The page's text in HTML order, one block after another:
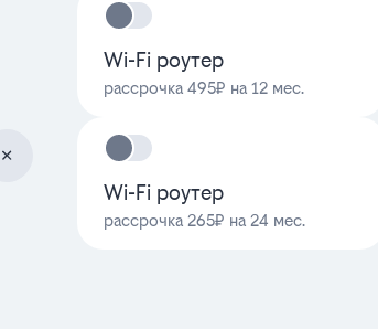
Wi-Fi роутер
рассрочка 495₽ на 12 мес.
Wi-Fi роутер
рассрочка 265₽ на 24 мес.